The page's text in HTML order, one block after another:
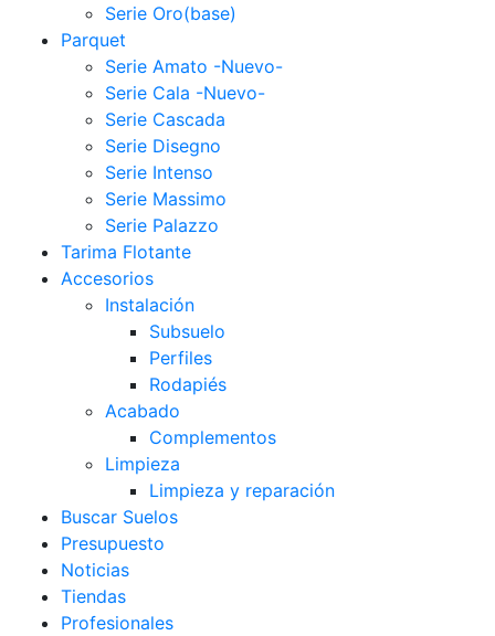
Serie Oro(base)
Parquet
Serie Amato -Nuevo-
Serie Cala -Nuevo-
Serie Cascada
Serie Disegno
Serie Intenso
Serie Massimo
Serie Palazzo
Tarima Flotante
Accesorios
Instalación
Subsuelo
Perfiles
Rodapiés
Acabado
Complementos
Limpieza
Limpieza y reparación
Buscar Suelos
Presupuesto
Noticias
Tiendas
Profesionales